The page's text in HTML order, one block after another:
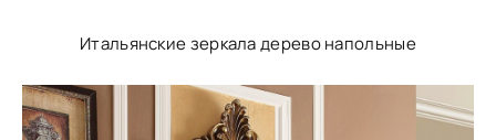
Итальянские зеркала дерево напольные